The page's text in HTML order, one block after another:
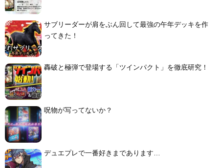
サブリーダーが肩をぶん回して最強の午年デッキを作
ってきた！
轟破と極弾で登場する「ツインパクト」を徹底研究！
呪物が写ってないか？
デュエプレで一番好きまであります…